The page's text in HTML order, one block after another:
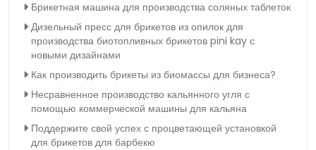
Брикетная машина для производства соляных таблеток
Дизельный пресс для брикетов из опилок для
производства биотопливных брикетов pini kay с
новыми дизайнами
Как производить брикеты из биомассы для бизнеса?
Несравненное производство кальянного угля с
помощью коммерческой машины для кальяна
Поддержите свой успех с процветающей установкой
для брикетов для барбекю